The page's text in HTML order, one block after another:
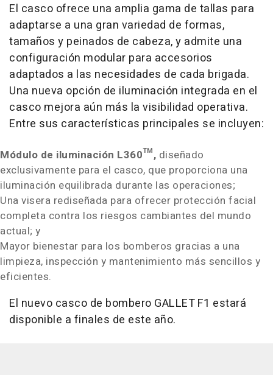
El casco ofrece una amplia gama de tallas para
adaptarse a una gran variedad de formas,
tamaños y peinados de cabeza, y admite una
configuración modular para accesorios
adaptados a las necesidades de cada brigada.
Una nueva opción de iluminación integrada en el
casco mejora aún más la visibilidad operativa.
Entre sus características principales se incluyen:
Módulo de iluminación L360™, diseñado
exclusivamente para el casco, que proporciona una
iluminación equilibrada durante las operaciones;
Una visera rediseñada para ofrecer protección facial
completa contra los riesgos cambiantes del mundo
actual; y
Mayor bienestar para los bomberos gracias a una
limpieza, inspección y mantenimiento más sencillos y
eficientes.
El nuevo casco de bombero GALLET F1 estará
disponible a finales de este año.